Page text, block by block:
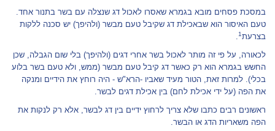
במסכת פסחים מובא בגמרא שאסרו לאכול דג שנצלה עם בשר בתנור אחד.
טעם האיסור הוא שבאכילת דג שקיבל טעם מבשר (ולהיפך) יש סכנה ללקות
בצרעת1
.
לכאורה, על פי זה מותר לאכול בשר אחרי דגים (ולהיפך) בלי שום הגבלה, שכן
החשש בגמרא הוא רק כאשר דג קיבל טעם מבשר (ממש, ולא טעם בשר בלוע
בכלי). למרות זאת, הטור מעיד שאביו -הרא"ש - היה רוחץ את הידיים ומנקה
את הפה (על ידי אכילת לחם) בין אכילת דגים לבשר.
ראשונים רבים כתבו שלא צריך לרחוץ ידיים בין דג לבשר, אלא רק לנקות את
הפה משאריות הדג או הבשר.